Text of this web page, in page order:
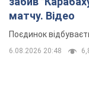
матчу. Відео
Поєдинок
6.08.2026 20:48